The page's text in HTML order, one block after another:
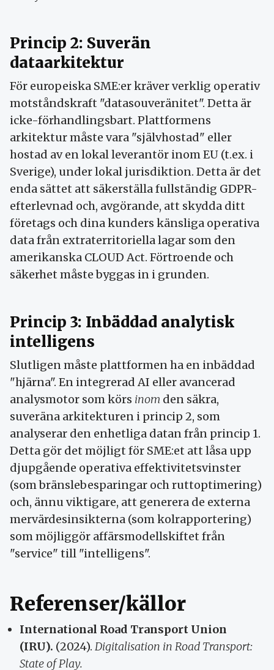
Princip 2: Suverän
dataarkitektur
För europeiska SME:er kräver verklig operativ
motståndskraft "datasouveränitet". Detta är
icke-förhandlingsbart. Plattformens
arkitektur måste vara "självhostad" eller
hostad av en lokal leverantör inom EU (t.ex. i
Sverige), under lokal jurisdiktion. Detta är det
enda sättet att säkerställa fullständig GDPR-
efterlevnad och, avgörande, att skydda ditt
företags och dina kunders känsliga operativa
data från extraterritoriella lagar som den
amerikanska CLOUD Act. Förtroende och
säkerhet måste byggas in i grunden.
Princip 3: Inbäddad analytisk
intelligens
Slutligen måste plattformen ha en inbäddad
"hjärna". En integrerad AI eller avancerad
analysmotor som körs inom den säkra,
suveräna arkitekturen i princip 2, som
analyserar den enhetliga datan från princip 1.
Detta gör det möjligt för SME:et att låsa upp
djupgående operativa effektivitetsvinster
(som bränslebesparingar och ruttoptimering)
och, ännu viktigare, att generera de externa
mervärdesinsikterna (som kolrapportering)
som möjliggör affärsmodellskiftet från
"service" till "intelligens".
Referenser/källor
International Road Transport Union
(IRU). (2024). Digitalisation in Road Transport:
State of Play.